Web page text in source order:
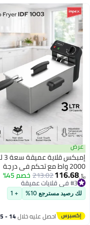
عرض
2000 واط مع تحكم في درجة
الحرارة القابلة للتعديل 130°C–
190°C | قلاية زيت كهربائية من
الفولاذ المقاوم للصدأ مع خزان
للإزالة غير لاصق | قلاية هوائية،
تحضير الطعام في المطبخ،
﷼‏116.68
213.02خصم 45%
#3 في قلايات عميقة
#3 في قلايات عميقة
لك رصيد مسترجع 10% + 1
احصل عليه خلال